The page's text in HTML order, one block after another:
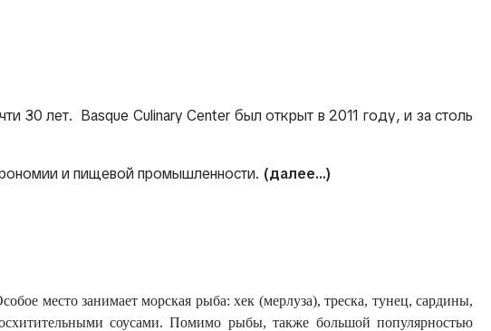
30 лет. Basque Culinary Center был открыт в 2011 году, и за столь
и пищевой промышленности. (далее…)
место занимает морская рыба: хек (мерлуза), треска, тунец, сардины,
соусами. Помимо рыбы, также большой популярностью